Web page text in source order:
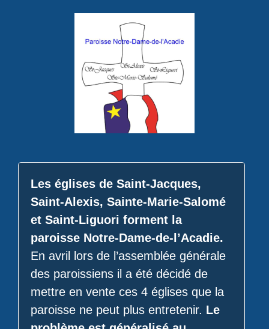
Les églises de Saint-Jacques,
Saint-Alexis, Sainte-Marie-Salomé
et Saint-Liguori forment la
paroisse Notre-Dame-de-l’Acadie.
En avril lors de l’assemblée générale
des paroissiens il a été décidé de
mettre en vente ces 4 églises que la
paroisse ne peut plus entretenir. Le